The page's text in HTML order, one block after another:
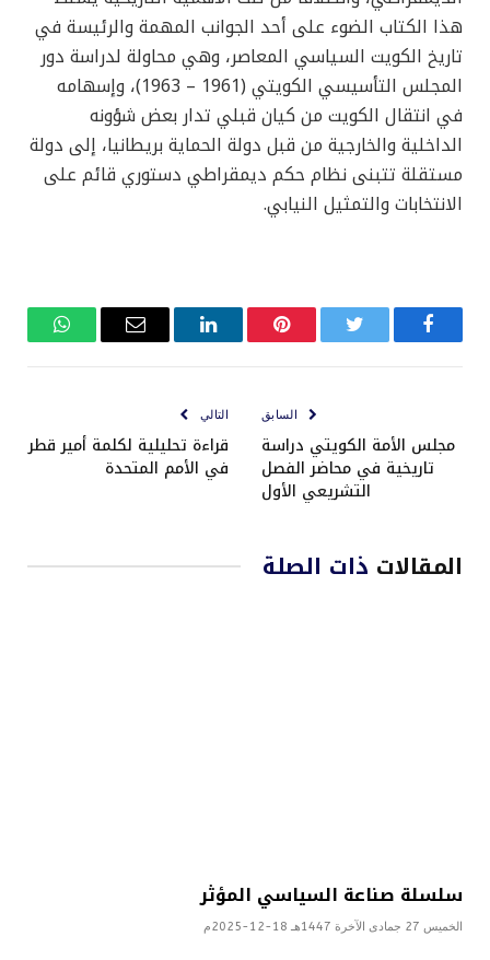
هذا الكتاب الضوء على أحد الجوانب المهمة والرئيسة في
تاريخ الكويت السياسي المعاصر، وهي محاولة لدراسة دور
المجلس التأسيسي الكويتي (1961 – 1963)، وإسهامه
في انتقال الكويت من كيان قبلي تدار بعض شؤونه
الداخلية والخارجية من قبل دولة الحماية بريطانيا، إلى دولة
مستقلة تتبنى نظام حكم ديمقراطي دستوري قائم على
الانتخابات والتمثيل النيابي.
فيسبوك تويتر بينتيريستلينكدإن
البريد
واتساب
السابق
مجلس الأمة الكويتي دراسة
تاريخية في محاضر الفصل
التشريعي الأول
التالي
قراءة تحليلية لكلمة أمير قطر
في الأمم المتحدة
المقالات ذات الصلة
سلسلة صناعة السياسي المؤثر
الخميس 27 جمادى الآخرة 1447هـ 18-12-2025م